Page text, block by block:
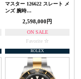
マスター 126622 スレート メ
ンズ 腕時…
2,598,000円
ON SALE
Favorite
ROLEX